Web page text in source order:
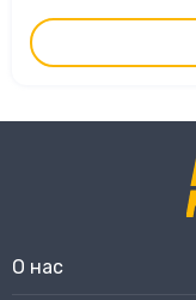
О нас